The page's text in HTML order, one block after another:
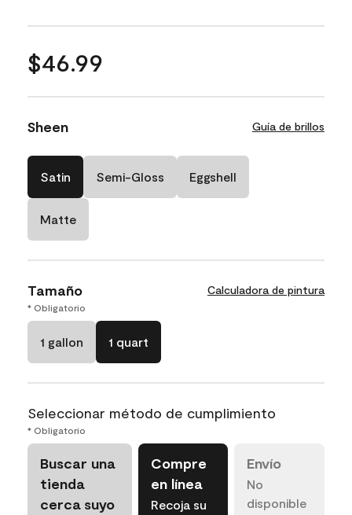
$46.99
Sheen Guía de brillos
Satin Semi-Gloss Eggshell
Matte
Tamaño Calculadora de pintura
* Obligatorio
1 gallon 1 quart
Seleccionar método de cumplimiento
* Obligatorio
Buscar una
tienda
cerca suyo
Compre
en línea
Recoja su
Envío
No
disponible